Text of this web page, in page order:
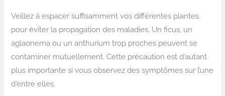
Veillez à espacer suffisamment vos différentes plantes
pour éviter la propagation des maladies. Un ficus, un
aglaonema ou un anthurium trop proches peuvent se
contaminer mutuellement. Cette précaution est d’autant
plus importante si vous observez des symptômes sur l’une
d’entre elles.